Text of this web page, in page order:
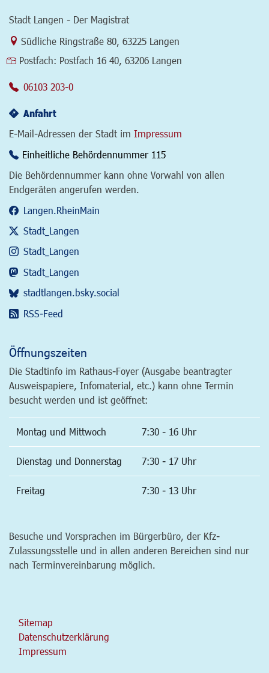
Stadt Langen - Der Magistrat
Link zur Google-Maps Navigation
Südliche Ringstraße 80, 63225 Langen
Postfach: Postfach 16 40, 63206 Langen
06103 203-0
Anfahrt
E-Mail-Adressen der Stadt im Impressum
Einheitliche Behördennummer 115
Die Behördennummer kann ohne Vorwahl von allen
Endgeräten angerufen werden.
Langen.RheinMain
Stadt_Langen
Stadt_Langen
Stadt_Langen
stadtlangen.bsky.social
RSS-Feed
Öffnungszeiten
Die Stadtinfo im Rathaus-Foyer (Ausgabe beantragter
Ausweispapiere, Infomaterial, etc.) kann ohne Termin
besucht werden und ist geöffnet:
Montag und Mittwoch 7:30 - 16 Uhr
Dienstag und Donnerstag 7:30 - 17 Uhr
Freitag 7:30 - 13 Uhr
Besuche und Vorsprachen im Bürgerbüro, der Kfz-
Zulassungsstelle und in allen anderen Bereichen sind nur
nach Terminvereinbarung möglich.
Sitemap
Datenschutzerklärung
Impressum